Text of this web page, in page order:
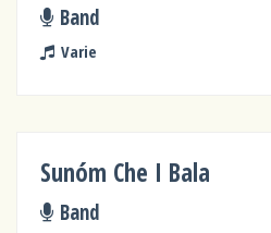
Band
Varie
Sunóm Che I Bala
Band